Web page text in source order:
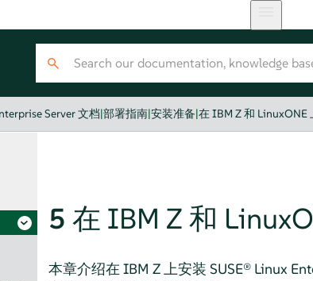
Server 文档|部署指南|安装准备|在 IBM Z 和 LinuxONE
5 在 IBM Z 和
本章介绍在 IBM Z 上安装 SUSE® Linux